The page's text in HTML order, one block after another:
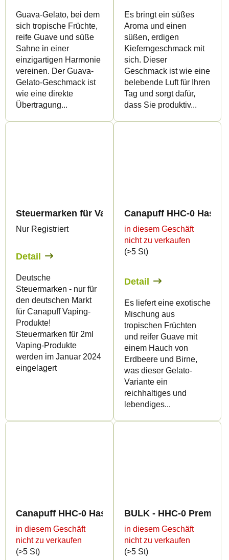
Guava-Gelato, bei dem
sich tropische Früchte,
reife Guave und süße
Sahne in einer
einzigartigen Harmonie
vereinen. Der Guava-
Gelato-Geschmack ist
wie eine direkte
Übertragung...
Es bringt ein süßes
Aroma und einen
süßen, erdigen
Kieferngeschmack mit
sich. Dieser
Geschmack ist wie eine
belebende Luft für Ihren
Tag und sorgt dafür,
dass Sie produktiv...
Steuermarken für Vaping-Produkte 2ml - nur DE!
Nur Registriert
Detail
Deutsche
Steuermarken - nur für
den deutschen Markt
für Canapuff Vaping-
Produkte!
Steuermarken für 2ml
Vaping-Produkte
werden im Januar 2024
eingelagert
Canapuff HHC-0 Hash -
in diesem Geschäft
nicht zu verkaufen
(>5 St)
Detail
Es liefert eine exotische
Mischung aus
tropischen Früchten
und reifer Guave mit
einem Hauch von
Erdbeere und Birne,
was dieser Gelato-
Variante ein
reichhaltiges und
lebendiges...
Canapuff HHC-0 Hash - Durban Poison - 60%
in diesem Geschäft
nicht zu verkaufen
(>5 St)
BULK - HHC-0
in diesem Geschäft
nicht zu verkaufen
(>5 St)